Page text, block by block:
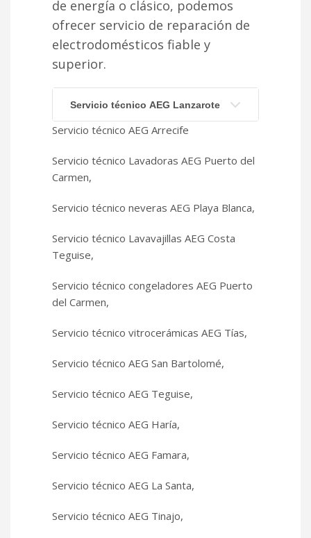
de energía o clásico, podemos
ofrecer servicio de reparación de
electrodomésticos fiable y
superior.
Servicio técnico AEG Lanzarote
Servicio técnico AEG Arrecife
Servicio técnico Lavadoras AEG Puerto del
Carmen,
Servicio técnico neveras AEG Playa Blanca,
Servicio técnico Lavavajillas AEG Costa
Teguise,
Servicio técnico congeladores AEG Puerto
del Carmen,
Servicio técnico vitrocerámicas AEG Tías,
Servicio técnico AEG San Bartolomé,
Servicio técnico AEG Teguise,
Servicio técnico AEG Haría,
Servicio técnico AEG Famara,
Servicio técnico AEG La Santa,
Servicio técnico AEG Tinajo,